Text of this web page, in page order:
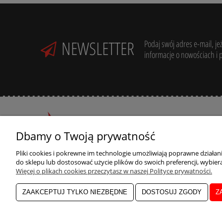
NEWSLETTER
Podaj swój adres e-mail,
informacje o nowościach i
Potrzebujesz pomocy? Zadzwoń:
+48 789 205 305
33-300 Nowy Sącz
Dbamy o Twoją prywatność
Pliki cookies i pokrewne im technologie umożliwiają poprawne
do sklepu lub dostosować użycie plików do swoich preferencji,
Więcej o plikach cookies przeczytasz w naszej Polityce prywatności.
ZAAKCEPTUJ TYLKO NIEZBĘDNE DOSTOSUJ ZGODY